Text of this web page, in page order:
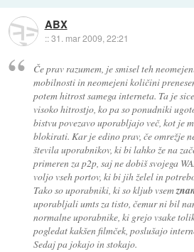
ABX
::31. mar 2009, 22:21
Če prav razumem, je smisel teh
mobilnosti in neomejeni količini
potem hitrost samega interneta. Ta je
visoko hitrostjo, ko pa so ponudniki
bistvu povezavo uporabljajo več, kot je
blokirati. Kar je edino prav, če omrežje
števila uporabnikov, ki bi lahko že na
primeren za p2p, saj ne dobiš svojega
voljo vseh portov, ki bi jih želel in
Tako so uporabniki, ki so kljub vsem
uporabljali umts za tisto, čemur ni bil
normalne uporabnike, ki grejo vsake
pogledat kakšen filmček, poslušajo
Sedaj pa jokajo in stokajo.